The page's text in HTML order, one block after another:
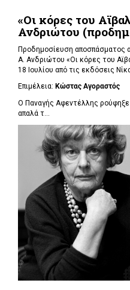
«Οι κόρες του
Ανδριώτου
Προδημοσίευση αποσπάσματος
Α. Ανδριώτου «Οι κόρες του
18 Ιουλίου από τις εκδόσεις
Επιμέλεια: Κώστας Αγοραστός
Ο Παναγής Αφεντέλλης
απαλά τ...